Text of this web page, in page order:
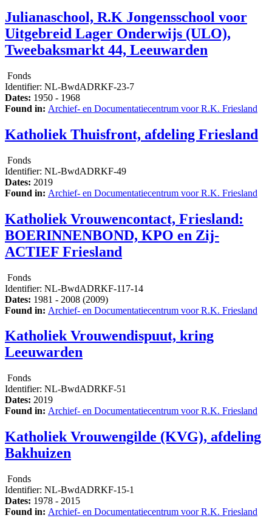
Julianaschool, R.K Jongensschool voor
Uitgebreid Lager Onderwijs (ULO),
Tweebaksmarkt 44, Leeuwarden
Fonds
Identifier: NL-BwdADRKF-23-7
Dates: 1950 - 1968
Found in: Archief- en Documentatiecentrum voor R.K. Friesland
Katholiek Thuisfront, afdeling Friesland
Fonds
Identifier: NL-BwdADRKF-49
Dates: 2019
Found in: Archief- en Documentatiecentrum voor R.K. Friesland
Katholiek Vrouwencontact, Friesland:
BOERINNENBOND, KPO en Zij-
ACTIEF Friesland
Fonds
Identifier: NL-BwdADRKF-117-14
Dates: 1981 - 2008 (2009)
Found in: Archief- en Documentatiecentrum voor R.K. Friesland
Katholiek Vrouwendispuut, kring
Leeuwarden
Fonds
Identifier: NL-BwdADRKF-51
Dates: 2019
Found in: Archief- en Documentatiecentrum voor R.K. Friesland
Katholiek Vrouwengilde (KVG), afdeling
Bakhuizen
Fonds
Identifier: NL-BwdADRKF-15-1
Dates: 1978 - 2015
Found in: Archief- en Documentatiecentrum voor R.K. Friesland